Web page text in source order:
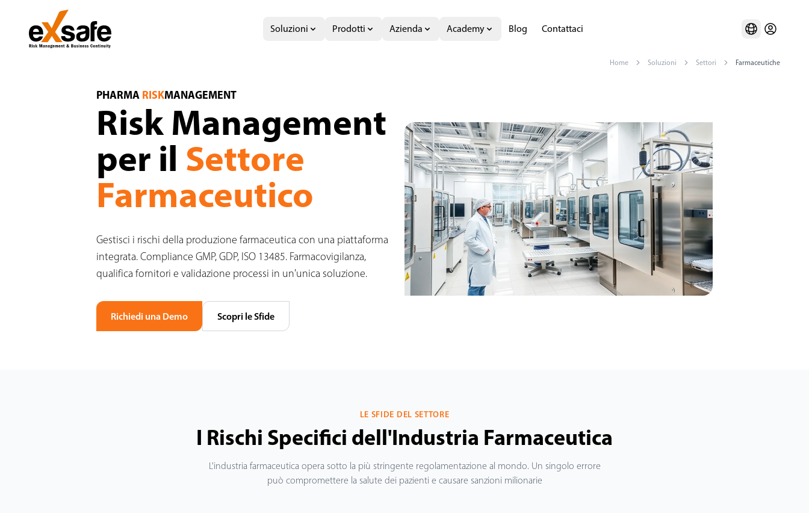
Soluzioni Prodotti Azienda Academy Blog Contattaci
Home Soluzioni Settori Farmaceutiche
Risk Management Settore Farmaceutico — GMP, GDP, ISO 13485
PHARMA RISKMANAGEMENT
Risk Management
per il Settore
Farmaceutico
Gestisci i rischi della produzione farmaceutica con una piattaforma
integrata. Compliance GMP, GDP, ISO 13485. Farmacovigilanza,
qualifica fornitori e validazione processi in un'unica soluzione.
Richiedi una Demo Scopri le Sfide
LE SFIDE DEL SETTORE
I Rischi Specifici dell'Industria Farmaceutica
L'industria farmaceutica opera sotto la più stringente regolamentazione al mondo. Un singolo errore
può compromettere la salute dei pazienti e causare sanzioni milionarie